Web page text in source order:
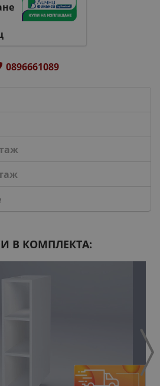
0896661089
В КОМПЛЕКТА: